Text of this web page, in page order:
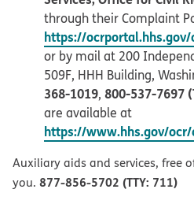
through their Complaint
https://
or by mail at 200
509F, HHH Building,
368-1019, 800-537-7697
are available at
https://www.hhs.gov/
Auxiliary aids and services, free
you. 877-856-5702 (TTY: 711)